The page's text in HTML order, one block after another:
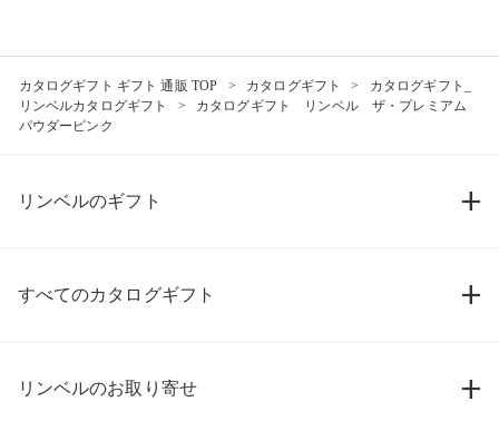
カタログギフト ギフト 通販 TOP カタログギフト
カタログギフト_
リンベルカタログギフト
カタログギフト リンベル ザ・プレミアム
パウダーピンク
リンベルのギフト
すべてのカタログギフト
リンベルのお取り寄せ